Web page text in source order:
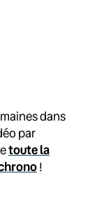
dans
par
toute la
!